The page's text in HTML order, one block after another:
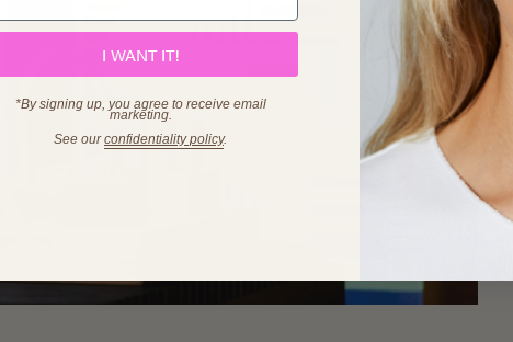
I WANT IT!
*By signing up, you agree to receive email
marketing.
See ourconfidentiality policy.